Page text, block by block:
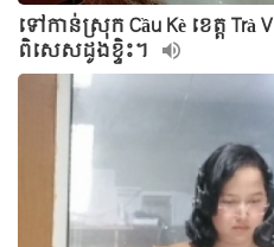
ទៅកាន់ស្រុក Cầu Kè ខេត្ត
ពិសេសដូងខ្ទិះ។